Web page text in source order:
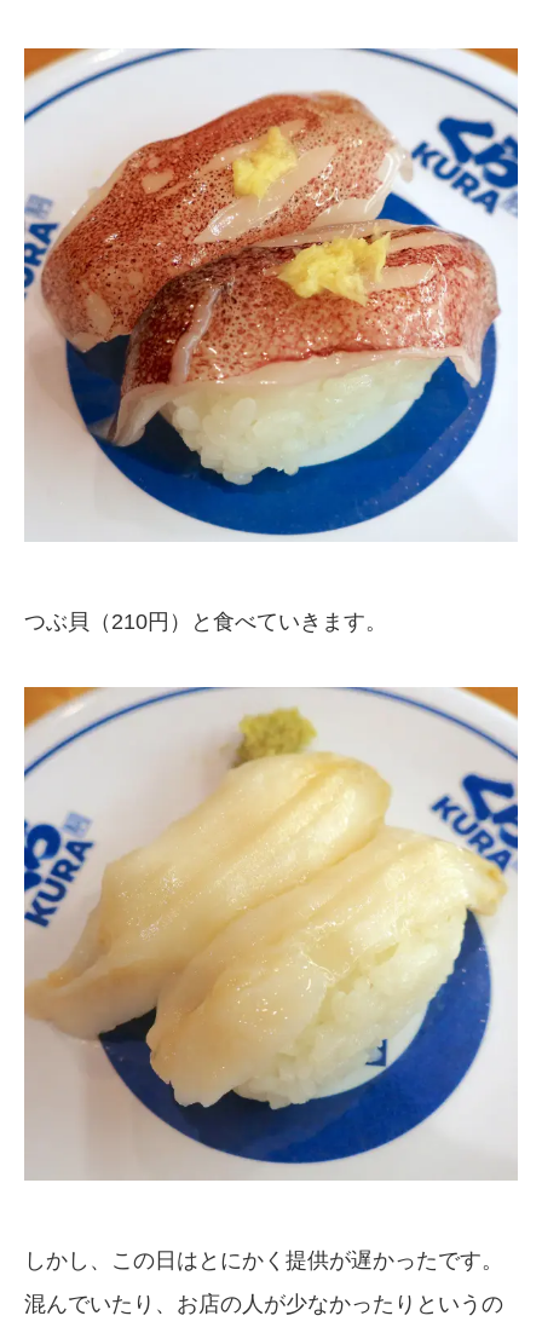
つぶ貝（210円）と食べていきます。
しかし、この日はとにかく提供が遅かったです。
混んでいたり、お店の人が少なかったりというの